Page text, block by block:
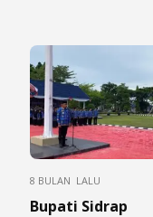
8 BULAN LALU
Bupati Sidrap